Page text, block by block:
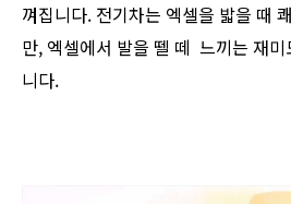
껴집니다. 전기차는 엑셀을 밟을 때
만, 엑셀에서 발을 뗄 떼 느끼는 재
니다.